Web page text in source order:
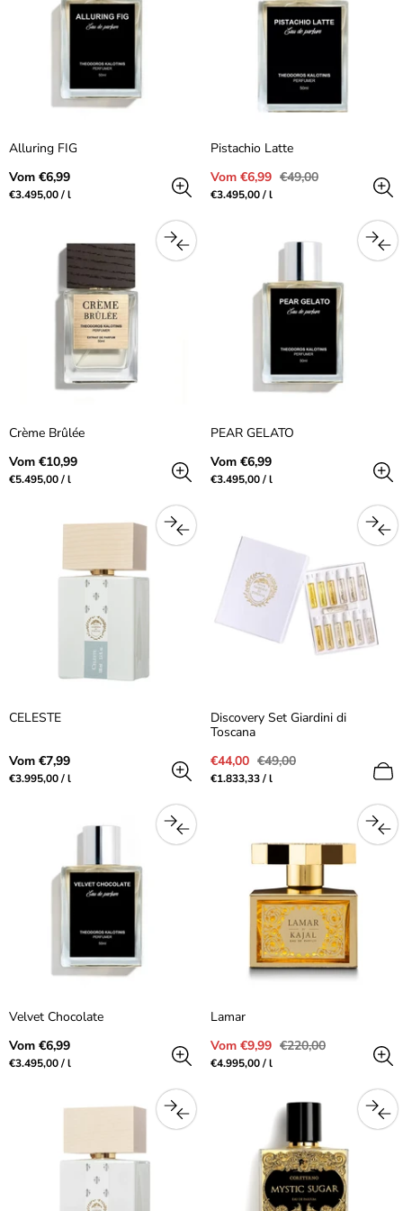
Alluring FIG
Regulärer
Preis
Vom €6,99
Preis
€3.495,00/pro
l
Pistachio Latte
Verkaufspreis
Vom €6,99 Regulärer
€49,00
Preis
€3.495,00/pro
l
Crème Brûlée
Regulärer
Preis
Vom €10,99
Preis
€5.495,00/pro
l
PEAR GELATO
Regulärer
Preis
Vom €6,99
Preis
€3.495,00/pro
l
CELESTE
Regulärer
Preis
Vom €7,99
Preis
€3.995,00/pro
l
Discovery Set Giardini di
Toscana
Verkaufspreis
€44,00 Regulärer
Preis
€49,00
Preis
€1.833,33/pro
l
Velvet Chocolate
Regulärer
Preis
Vom €6,99
Preis
€3.495,00/pro
l
Lamar
Verkaufspreis
Vom €9,99 Regulärer
€220,00
Preis
€4.995,00/pro
l